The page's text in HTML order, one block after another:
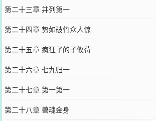
第二十三章 并列第一
第二十四章 势如破竹众人惊
第二十五章 疯狂了的子攸荀
第二十六章 七九归一
第二十七章 第一第一
第二十八章 兽魂金身